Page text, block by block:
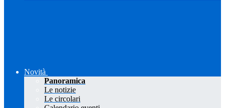
Novità
Panoramica
Le notizie
Le circolari